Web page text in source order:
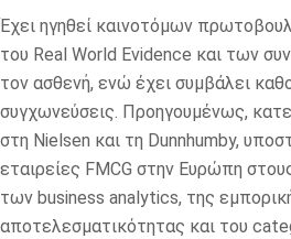
Έχει ηγηθεί καινοτόμων
του Real World Evidence και των
τον ασθενή, ενώ έχει συμβάλει
συγχωνεύσεις. Προηγουμένως,
στη Nielsen και τη Dunnhumby,
εταιρείες FMCG στην Ευρώπη
των business analytics, της
αποτελεσματικότητας και του